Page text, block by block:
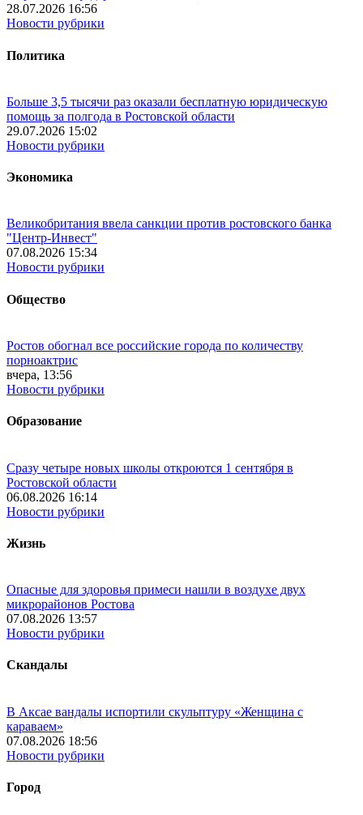
28.07.2026 16:56
Новости рубрики
Политика
Больше 3,5 тысячи раз оказали бесплатную юридическую
помощь за полгода в Ростовской области
29.07.2026 15:02
Новости рубрики
Экономика
Великобритания ввела санкции против ростовского банка
"Центр-Инвест"
07.08.2026 15:34
Новости рубрики
Общество
Ростов обогнал все российские города по количеству
порноактрис
вчера, 13:56
Новости рубрики
Образование
Сразу четыре новых школы откроются 1 сентября в
Ростовской области
06.08.2026 16:14
Новости рубрики
Жизнь
Опасные для здоровья примеси нашли в воздухе двух
микрорайонов Ростова
07.08.2026 13:57
Новости рубрики
Скандалы
В Аксае вандалы испортили скульптуру «Женщина с
караваем»
07.08.2026 18:56
Новости рубрики
Город